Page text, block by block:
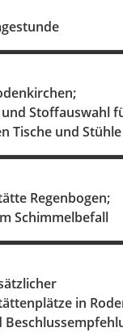
Stoffauswahl
Tische und Stühle
Regenbogen;
Schimmelbefall
in